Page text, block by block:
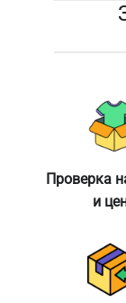
Проверка
и